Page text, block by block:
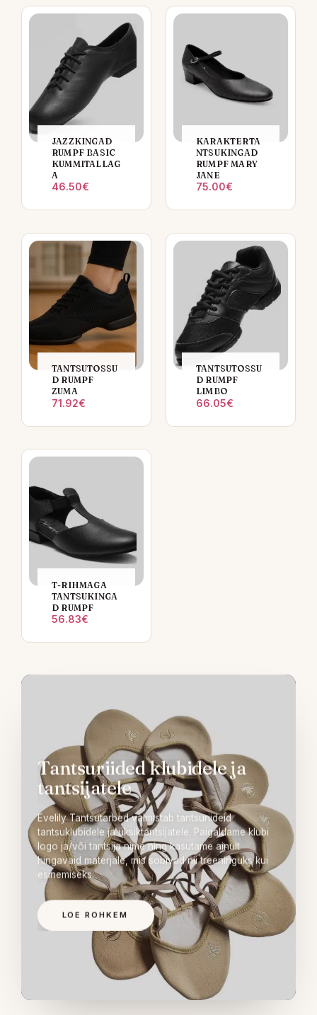
JAZZKINGAD
RUMPF BASIC
KUMMITALLAG
A
46.50€
KARAKTERTA
NTSUKINGAD
RUMPF MARY
JANE
75.00€
TANTSUTOSSU
D RUMPF
ZUMA
71.92€
TANTSUTOSSU
D RUMPF
LIMBO
66.05€
T-RIHMAGA
TANTSUKINGA
D RUMPF
56.83€
Tantsuriided klubidele ja
tantsijatele
Evelily Tantsutarbed valmistab tantsuriideid
tantsuklubidele ja üksiktantsijatele. Paigaldame klubi
logo ja/või tantsija nime ning kasutame ainult
hingavaid materjale, mis sobivad nii treeninguks kui
esinemiseks.
LOE ROHKEM